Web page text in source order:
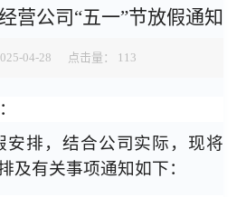
营公司“五一”节放假通知
04-28 点击量： 113
安排，结合公司实际，现将
及有关事项通知如下：